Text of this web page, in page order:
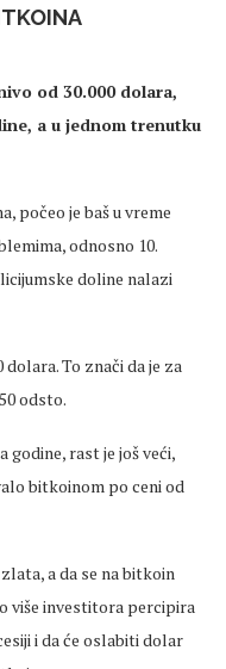
od 30.000 dolara,
a u jednom trenutku
počeo je baš u vreme
odnosno 10.
doline nalazi
To znači da je za
odsto.
rast je još veći,
bitkoinom po ceni od
a da se na bitkoin
više investitora percipira
i da će oslabiti dolar